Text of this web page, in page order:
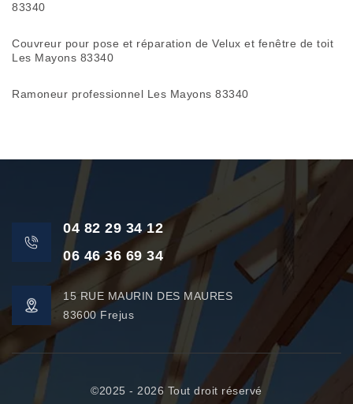
83340
Couvreur pour pose et réparation de Velux et fenêtre de toit
Les Mayons 83340
Ramoneur professionnel Les Mayons 83340
04 82 29 34 12
06 46 36 69 34
15 RUE MAURIN DES MAURES
83600 Frejus
©2025 - 2026 Tout droit réservé